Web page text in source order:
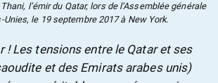
l’émir du Qatar, lors de l’Assemblée générale
Unies, le 19 septembre 2017 à New York.
! Les tensions entre le Qatar et ses
et des Emirats arabes unis)